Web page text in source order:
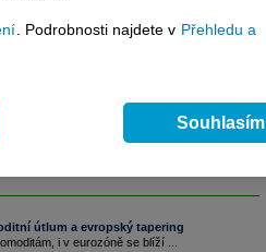
v Patria Plus / Investor Plus -sms
útlum a evropský tapering
i v eurozóně se blíží ...
. Podrobnosti najdete v Přehledu a
Souhlasím